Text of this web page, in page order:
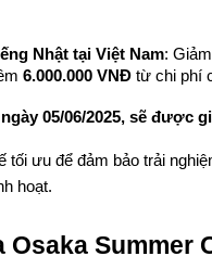
Nhật tại Việt Nam: Giảm
6.000.000 VNĐ từ chi phí
05/06/2025, sẽ được
tối ưu để đảm bảo trải
hoạt.
Summer